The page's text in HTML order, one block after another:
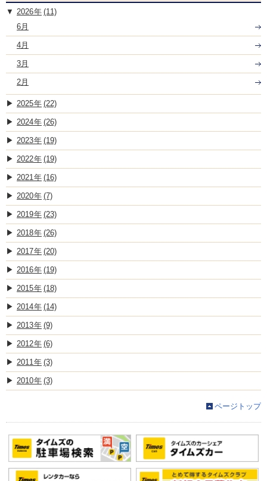
2026
(11)
6月
4月
3月
2月
2025 (22)
2024 (26)
2023 (19)
2022 (19)
2021 (16)
2020 (7)
2019 (23)
2018 (26)
2017 (20)
2016 (19)
2015 (18)
2014 (14)
2013 (9)
2012 (6)
2011 (3)
2010 (3)
ページトップ